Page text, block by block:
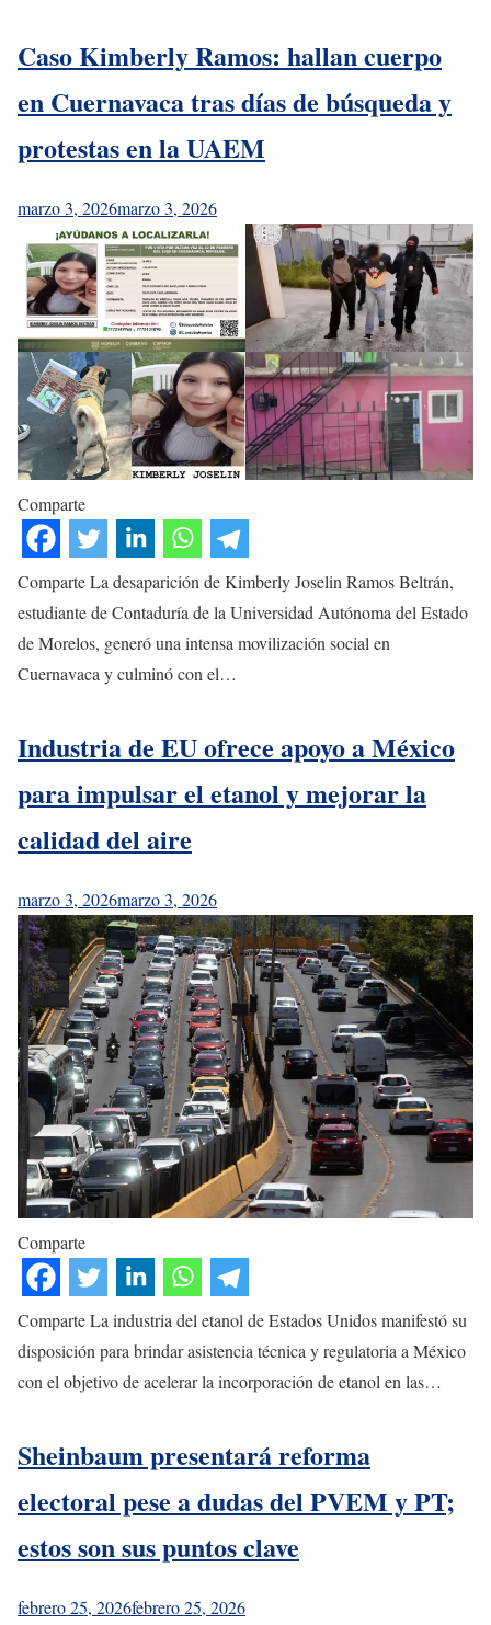
Caso Kimberly Ramos: hallan cuerpo
en Cuernavaca tras días de búsqueda y
protestas en la UAEM
marzo 3, 2026marzo 3, 2026
Comparte
Comparte La desaparición de Kimberly Joselin Ramos Beltrán,
estudiante de Contaduría de la Universidad Autónoma del Estado
de Morelos, generó una intensa movilización social en
Cuernavaca y culminó con el…
Industria de EU ofrece apoyo a México
para impulsar el etanol y mejorar la
calidad del aire
marzo 3, 2026marzo 3, 2026
Comparte
Comparte La industria del etanol de Estados Unidos manifestó su
disposición para brindar asistencia técnica y regulatoria a México
con el objetivo de acelerar la incorporación de etanol en las…
Sheinbaum presentará reforma
electoral pese a dudas del PVEM y PT;
estos son sus puntos clave
febrero 25, 2026febrero 25, 2026